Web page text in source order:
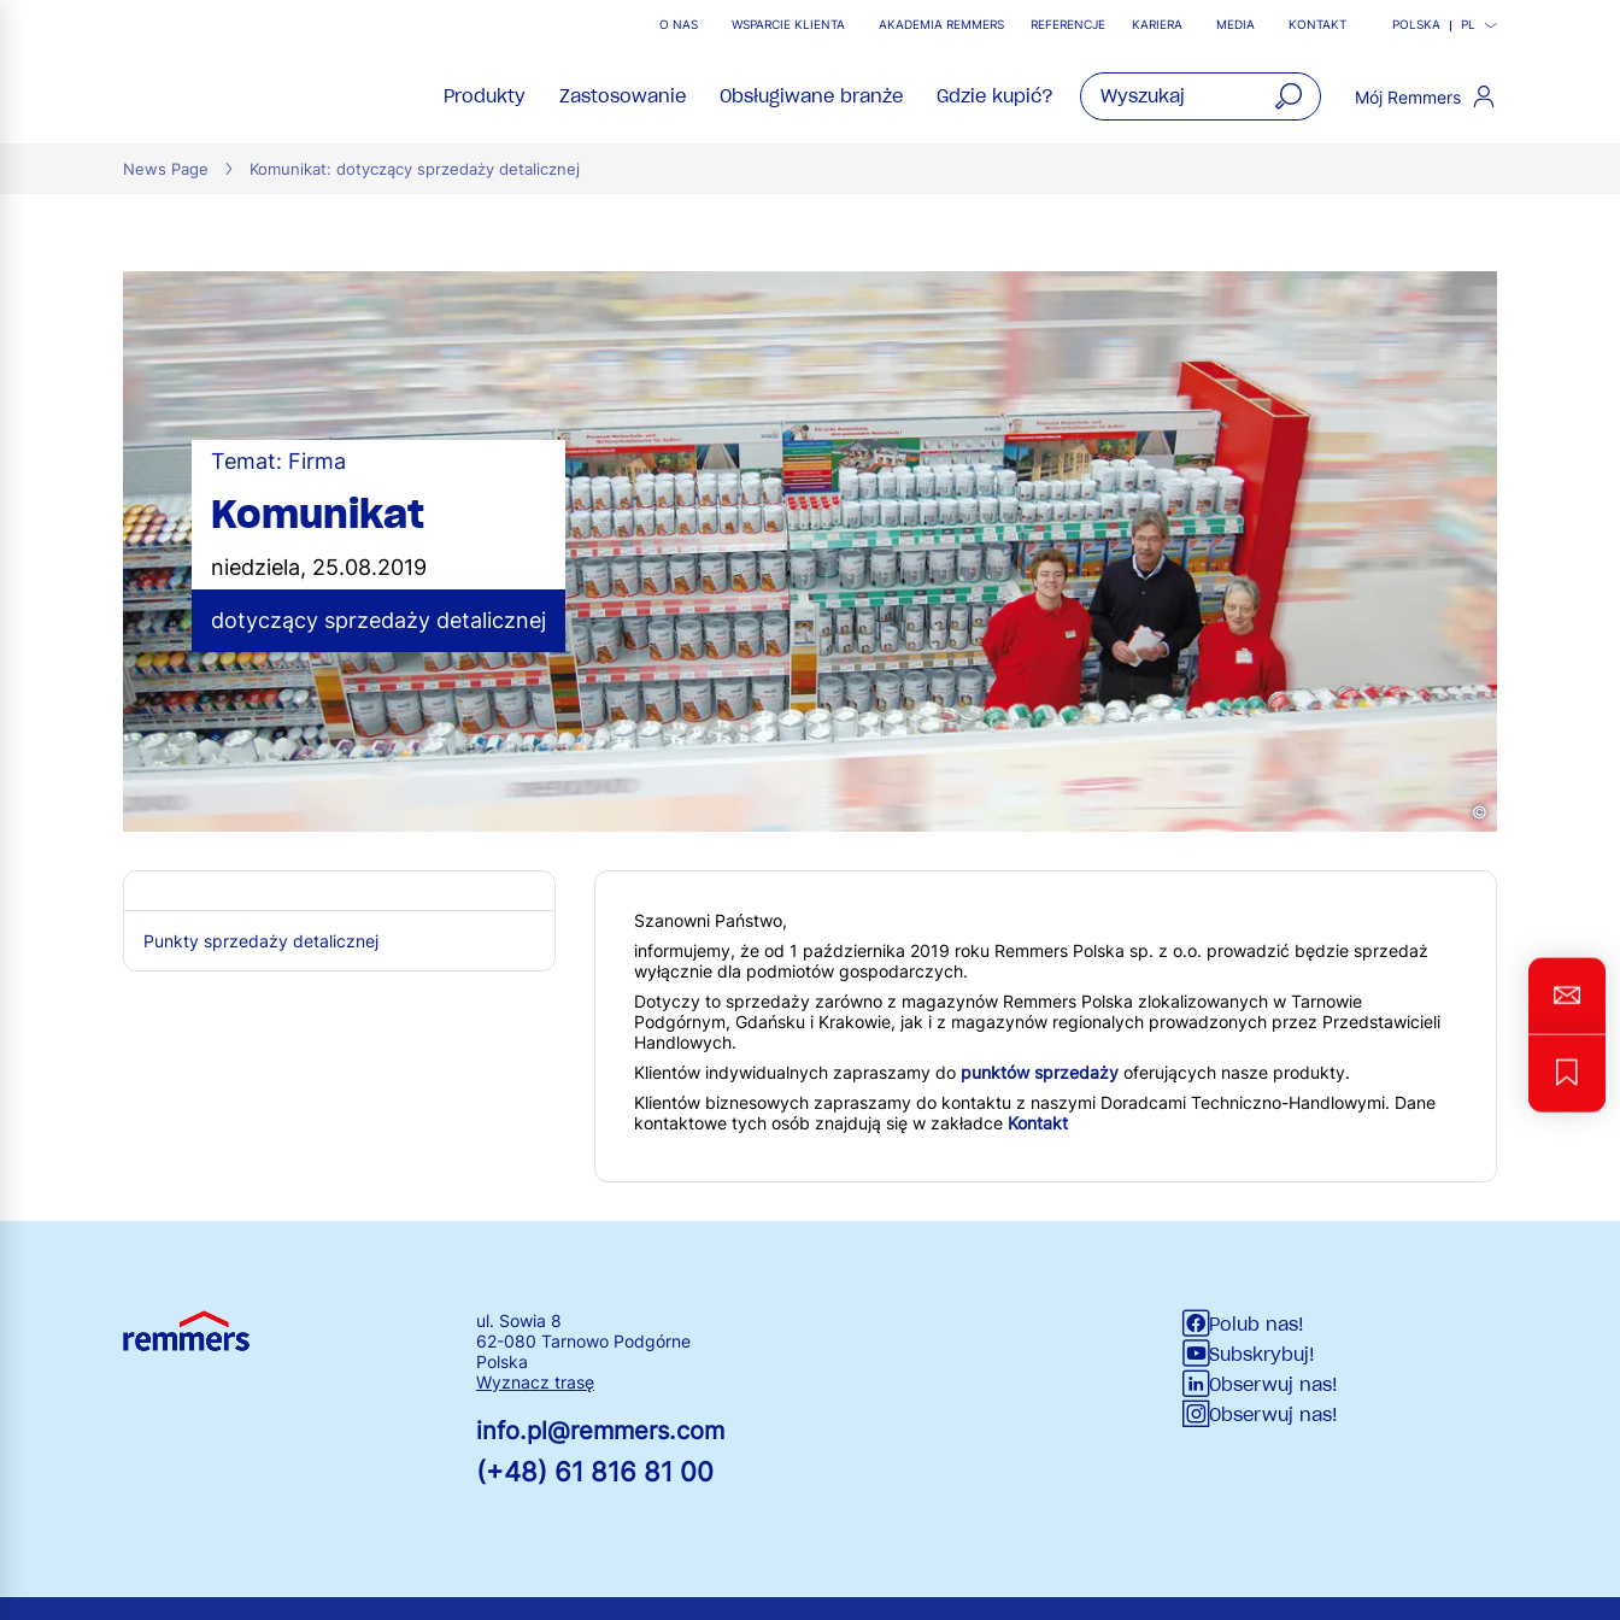
O NAS WSPARCIE KLIENTA AKADEMIA REMMERS REFERENCJE KARIERA MEDIA KONTAKT POLSKA PL
Produkty Zastosowanie Obsługiwane branże Gdzie kupić? Mój Remmers
News Page Komunikat: dotyczący sprzedaży detalicznej
©
Temat: Firma
Komunikat
niedziela, 25.08.2019
dotyczący sprzedaży detalicznej
Punkty sprzedaży detalicznej
Szanowni Państwo,
informujemy, że od 1 października 2019 roku Remmers Polska sp. z o.o. prowadzić będzie sprzedaż
wyłącznie dla podmiotów gospodarczych.
Dotyczy to sprzedaży zarówno z magazynów Remmers Polska zlokalizowanych w Tarnowie
Podgórnym, Gdańsku i Krakowie, jak i z magazynów regionalych prowadzonych przez Przedstawicieli
Handlowych.
Klientów indywidualnych zapraszamy do punktów sprzedaży oferujących nasze produkty.
Klientów biznesowych zapraszamy do kontaktu z naszymi Doradcami Techniczno-Handlowymi. Dane
kontaktowe tych osób znajdują się w zakładce Kontakt
ul. Sowia 8
62-080 Tarnowo Podgórne
Polska
Wyznacz trasę
info.pl@remmers.com
(+48) 61 816 81 00
Polub nas!
Subskrybuj!
Obserwuj nas!
Obserwuj nas!